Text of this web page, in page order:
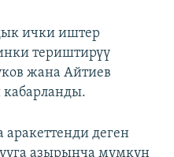
ички иштер
териштирүү
жана Айтиев
аракеттенди деген
азырынча мүмкүн